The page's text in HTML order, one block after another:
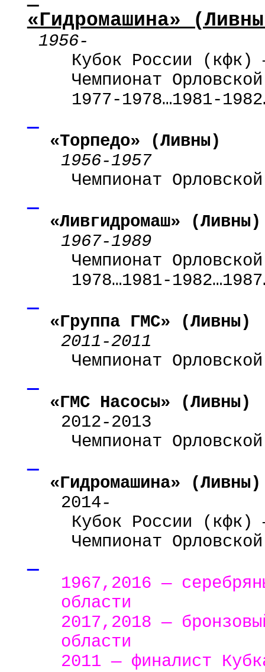
«Гидромашина»
1956-
Кубок России
Чемпионат
1977-1978…1981-
«Торпедо» (Ливны)
1956-1957
Чемпионат
«Ливгидромаш» (Ливны)
1967-1989
Чемпионат
1978…1981-
«Группа ГМС» (Ливны)
2011-2011
Чемпионат
«ГМС Насосы» (Ливны)
2012-2013
Чемпионат
«Гидромашина» (Ливны)
2014-
Кубок России
Чемпионат
1967,2016 —
области
2017,2018 —
области
2011 — финалист